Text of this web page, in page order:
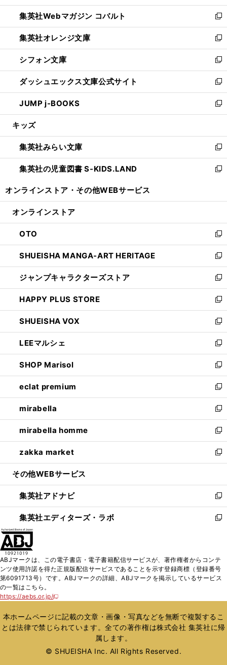
開
く
ウ
で
開
く
ン
ド
ウ
で
開
く
ウ
ィ
ン
ド
ウ
で
開
く
集英社Webマガジン コバルト
新
し
い
ウ
ィ
ン
ド
ウ
で
開
集英社オレンジ文庫
新
し
い
ウ
ィ
ン
ド
ウ
開
く
シフォン文庫
新
し
い
ウ
ィ
ン
ウ
で
開
く
ダッシュエックス文庫公式サイト
新
し
い
ウ
ン
ド
ウ
で
JUMP j-BOOKS
新
し
ウ
ィ
ン
ド
開
キッズ
集英社みらい文庫
新
し
い
ン
ウ
で
開
く
集英社の児童図書 S-KIDS.LAND
新
ウ
ン
ド
ウ
で
開
く
オンラインストア・ その他WEBサービス
オンラインストア
OTO
新
し
い
ウ
ィ
ン
ド
ウ
で
開
く
SHUEISHA MANGA-ART HERITAGE
新
し
い
ウ
ィ
ン
ド
ウ
で
開
く
ジャンプキャラクターズストア
新
し
い
ウ
ィ
ン
ド
ウ
で
開
く
HAPPY PLUS STORE
新
し
い
ウ
ィ
ン
ド
ウ
で
開
く
SHUEISHA VOX
新
し
い
ウ
ィ
ン
ド
ウ
で
開
く
LEEマルシェ
新
し
い
ウ
ィ
ン
ド
ウ
で
開
く
SHOP Marisol
新
し
い
ウ
ィ
ン
ド
ウ
で
開
eclat premium
新
し
い
ウ
ィ
ン
ド
ウ
開
く
mirabella
新
し
い
ウ
ィ
ン
ウ
で
開
く
mirabella homme
新
し
い
ウ
ン
ド
ウ
で
zakka market
新
し
ウ
ィ
ン
ド
く
その他WEBサービス
集英社アドナビ
新
し
い
ド
ウ
で
集英社エディターズ・ラボ
新
ィ
ン
ド
開
く
ABJマークは、この電子書店・電子書籍配信サービスが、著作権者からコンテ
ンツ使用許諾を得た正規版配信サービスであることを示す登録商標（登録番号
第6091713号）です。ABJマークの詳細、ABJマークを掲示しているサービス
の一覧はこちら。
https://aebs.or.jp/
新
い
ウ
ィ
ウ
本ホームページに記載の文章・画像・写真などを無断で複製するこ
とは法律で禁じられています。全ての著作権は株式会社 集英社に帰
属します。
© SHUEISHA Inc. All Rights Reserved.